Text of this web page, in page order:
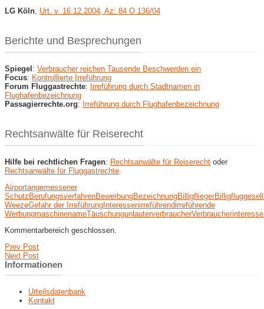
LG Köln Urt. v. 16.12.2004, Az: 84 O 136/04
Berichte und Besprechungen
Spiegel: Verbraucher reichen Tausende Beschwerden ein
Focus: Kontrollierte Irreführung
Forum Fluggastrechte: Irreführung durch Stadtnamen in
Flughafenbezeichnung
Passagierrechte.org: Irreführung durch Flughafenbezeichnung
Rechtsanwälte für Reiserecht
Hilfe bei rechtlichen Fragen: Rechtsanwälte für Reiserecht oder
Rechtsanwälte für Fluggastrechte
Airportangemessener
SchutzBerufungsverfahrenBewerbungBezeichnungBilligflieger
WeezeGefahr der IrreführungInteressenirreführendirreführende
WerbungmaschinenameTäuschungunlauterverbraucher
Kommentarbereich geschlossen.
Prev Post
Next Post
Informationen
Urteilsdatenbank
Kontakt